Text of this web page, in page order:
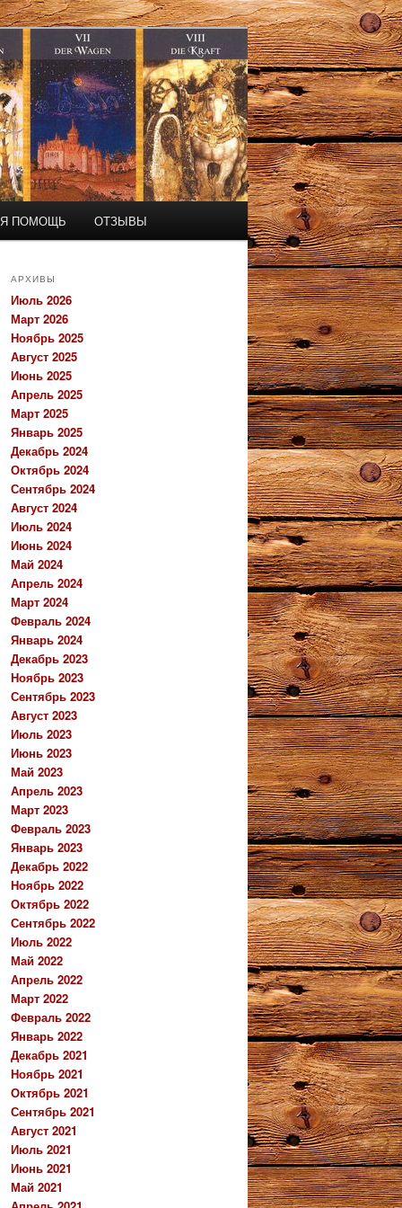
ПОМОЩЬ ОТЗЫВЫ
АРХИВЫ
Июль 2026
Март 2026
Ноябрь 2025
Август 2025
Июнь 2025
Апрель 2025
Март 2025
Январь 2025
Декабрь 2024
Октябрь 2024
Сентябрь 2024
Август 2024
Июль 2024
Июнь 2024
Май 2024
Апрель 2024
Март 2024
Февраль 2024
Январь 2024
Декабрь 2023
Ноябрь 2023
Сентябрь 2023
Август 2023
Июль 2023
Июнь 2023
Май 2023
Апрель 2023
Март 2023
Февраль 2023
Январь 2023
Декабрь 2022
Ноябрь 2022
Октябрь 2022
Сентябрь 2022
Июль 2022
Май 2022
Апрель 2022
Март 2022
Февраль 2022
Январь 2022
Декабрь 2021
Ноябрь 2021
Октябрь 2021
Сентябрь 2021
Август 2021
Июль 2021
Июнь 2021
Май 2021